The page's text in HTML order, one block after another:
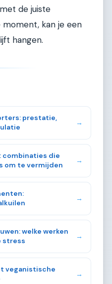
de juiste
kan je een
hangen.
prestatie,
→
combinaties die
om te vermijden
→
→
welke werken
stress
→
veganistische
→